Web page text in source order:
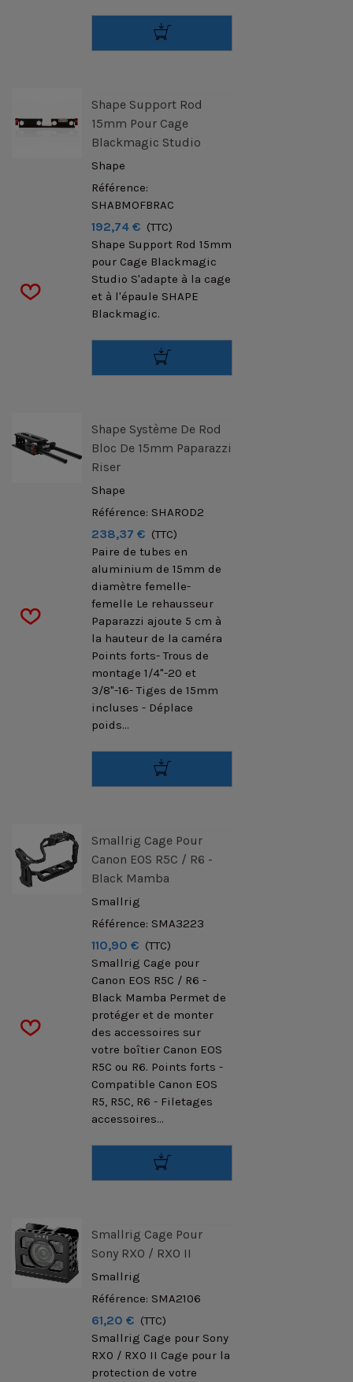
Shape Support Rod
15mm Pour Cage
Blackmagic Studio
Shape
Référence:
SHABMOFBRAC
192,74 € (TTC)
Shape Support Rod 15mm
pour Cage Blackmagic
Studio S'adapte à la cage
et à l'épaule SHAPE
Blackmagic.
Shape Système De Rod
Bloc De 15mm Paparazzi
Riser
Shape
Référence: SHAROD2
238,37 € (TTC)
Paire de tubes en
aluminium de 15mm de
diamètre femelle-
femelle Le rehausseur
Paparazzi ajoute 5 cm à
la hauteur de la caméra
Points forts- Trous de
montage 1/4"-20 et
3/8"-16- Tiges de 15mm
incluses - Déplace
poids...
Smallrig Cage Pour
Canon EOS R5C / R6 -
Black Mamba
Smallrig
Référence: SMA3223
110,90 € (TTC)
Smallrig Cage pour
Canon EOS R5C / R6 -
Black Mamba Permet de
protéger et de monter
des accessoires sur
votre boîtier Canon EOS
R5C ou R6. Points forts -
Compatible Canon EOS
R5, R5C, R6 - Filetages
accessoires...
Smallrig Cage Pour
Sony RX0 / RX0 II
Smallrig
Référence: SMA2106
61,20 € (TTC)
Smallrig Cage pour Sony
RX0 / RX0 II Cage pour la
protection de votre